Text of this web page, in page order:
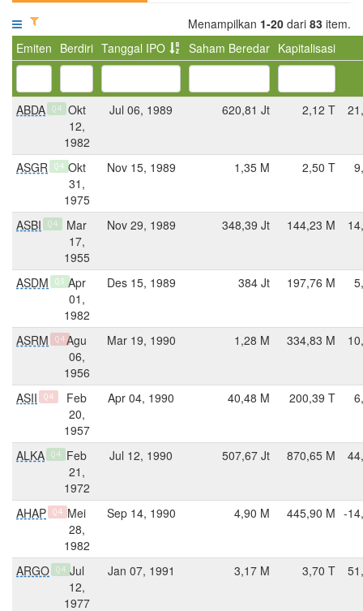
Menampilkan 1-20 dari 83 item.
Emiten Berdiri Tanggal IPO Saham Beredar Kapitalisasi
ABDA Q4
Okt
12,
1982
Jul 06, 1989 620,81 Jt 2,12 T
ASGR Q4 Okt
31,
1975
Nov 15, 1989 1,35 M 2,50 T
ASBI Q4
Mar
17,
1955
Nov 29, 1989 348,39 Jt 144,23 M
ASDM Q3 Apr
01,
1982
Des 15, 1989 384 Jt 197,76 M
ASRM Q4Agu
06,
1956
Mar 19, 1990 1,28 M 334,83 M
ASII Q4
Feb
20,
1957
Apr 04, 1990 40,48 M 200,39 T
ALKA Q4
Feb
21,
1972
Jul 12, 1990 507,67 Jt 870,65 M
AHAP Q4
Mei
28,
1982
Sep 14, 1990 4,90 M 445,90 M -
ARGO Q4 Jul
12,
1977
Jan 07, 1991 3,17 M 3,70 T